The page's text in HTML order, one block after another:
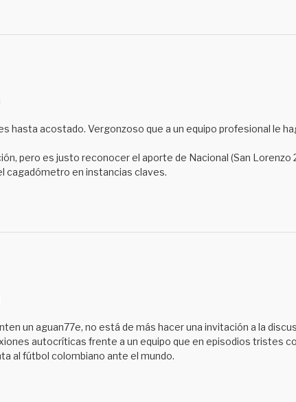
hasta acostado. Vergonzoso que a un equipo profesional le
pero es justo reconocer el aporte de Nacional (San
cagadómetro en instancias claves.
un aguan77e, no está de más hacer una invitación a la
autocríticas frente a un equipo que en episodios tristes
al fútbol colombiano ante el mundo.